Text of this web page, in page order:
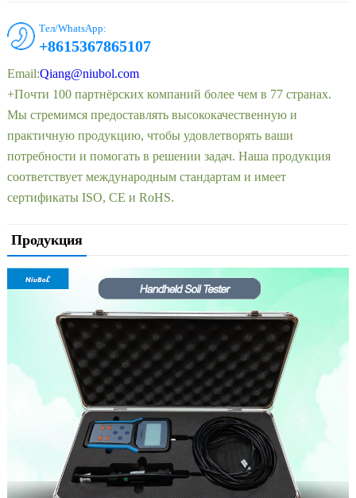
Тел/WhatsApp:
+8615367865107
Email:Qiang@niubol.com
+Почти 100 партнёрских компаний более чем в 77 странах.
Мы стремимся предоставлять высококачественную и
практичную продукцию, чтобы удовлетворять ваши
потребности и помогать в решении задач. Наша продукция
соответствует международным стандартам и имеет
сертификаты ISO, CE и RoHS.
Продукция